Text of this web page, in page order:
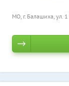
МО, г. Балашиха, ул.